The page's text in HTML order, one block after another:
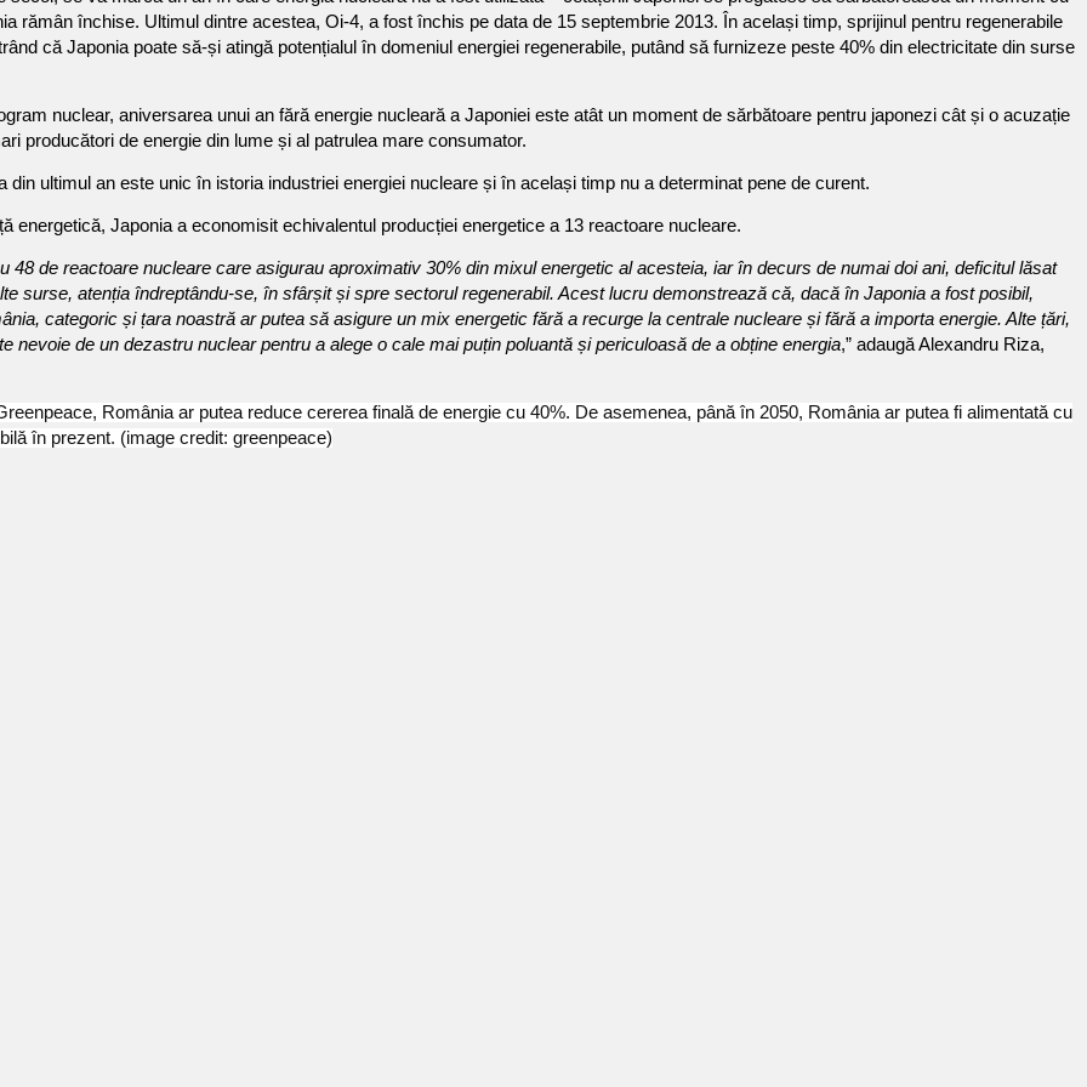
rămân închise. Ultimul dintre acestea, Oi-4, a fost închis pe data de 15 septembrie 2013. În același timp, sprijinul pentru regenerabile
că Japonia poate să-și atingă potențialul în domeniul energiei regenerabile, putând să furnizeze peste 40% din electricitate din surse
nuclear, aniversarea unui an fără energie nucleară a Japoniei este atât un moment de sărbătoare pentru japonezi cât și o acuzație
producători de energie din lume și al patrulea mare consumator.
ultimul an este unic în istoria industriei energiei nucleare și în același timp nu a determinat pene de curent.
energetică, Japonia a economisit echivalentul producției energetice a 13 reactoare nucleare.
de reactoare nucleare care asigurau aproximativ 30% din mixul energetic al acesteia, iar în decurs de numai doi ani, deficitul lăsat
surse, atenția îndreptându-se, în sfârșit și spre sectorul regenerabil. Acest lucru demonstrează că, dacă în Japonia a fost posibil,
categoric și țara noastră ar putea să asigure un mix energetic fără a recurge la centrale nucleare și fără a importa energie. Alte țări,
de un dezastru nuclear pentru a alege o cale mai puțin poluantă și periculoasă de a obține energia,” adaugă Alexandru Riza,
România ar putea reduce cererea finală de energie cu 40%. De asemenea, până în 2050, România ar putea fi alimentată cu
în prezent. (image credit: greenpeace)